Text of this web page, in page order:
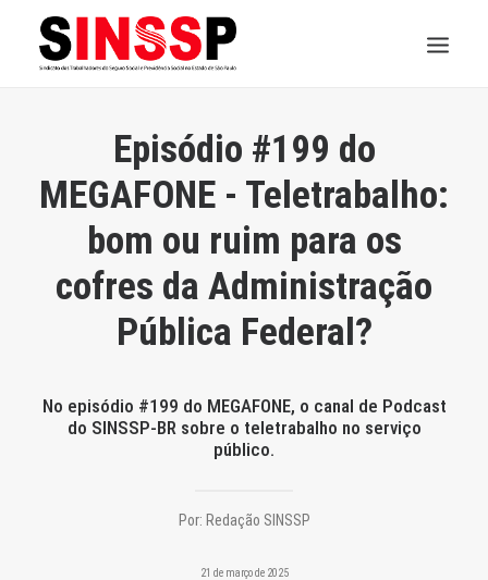
JURÍDICO
SPPREV
PREVIDÊNCIA
Episódio #199 do
MEGAFONE - Teletrabalho:
bom ou ruim para os
cofres da Administração
Pública Federal?
No episódio #199 do MEGAFONE, o canal de Podcast
do SINSSP-BR sobre o teletrabalho no serviço
público.
Por: Redação SINSSP
21 de março de 2025